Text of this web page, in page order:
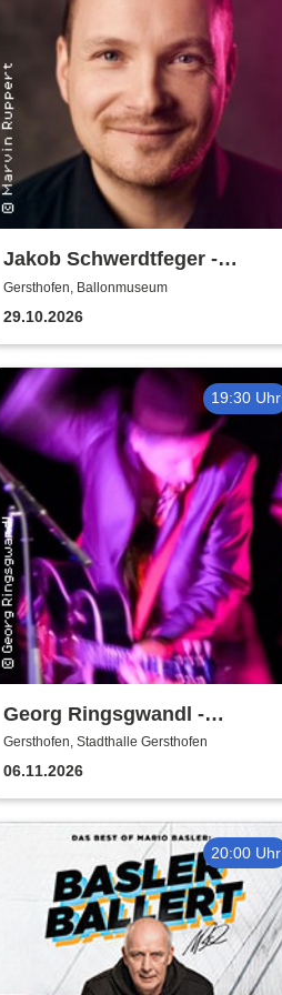
Jakob Schwerdtfeger -
Meisterwerk
Gersthofen, Ballonmuseum
29.10.2026
19:30 Uhr
Georg Ringsgwandl -
Schawumm!
Gersthofen, Stadthalle Gersthofen
06.11.2026
20:00 Uhr